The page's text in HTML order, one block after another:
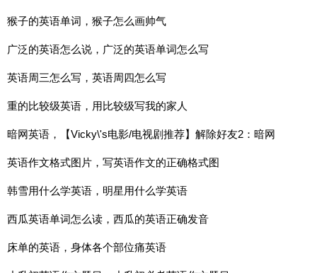
猴子的英语单词，猴子怎么画帅气
广泛的英语怎么说，广泛的英语单词怎么写
英语周三怎么写，英语周四怎么写
重的比较级英语，用比较级写我的家人
暗网英语，【Vicky\'s电影/电视剧推荐】解除好友2：暗网
Unfriended: Dark W
英语作文格式图片，写英语作文的正确格式图
韩雪用什么学英语，明星用什么学英语
西瓜英语单词怎么读，西瓜的英语正确发音
床单的英语，身体各个部位痛英语